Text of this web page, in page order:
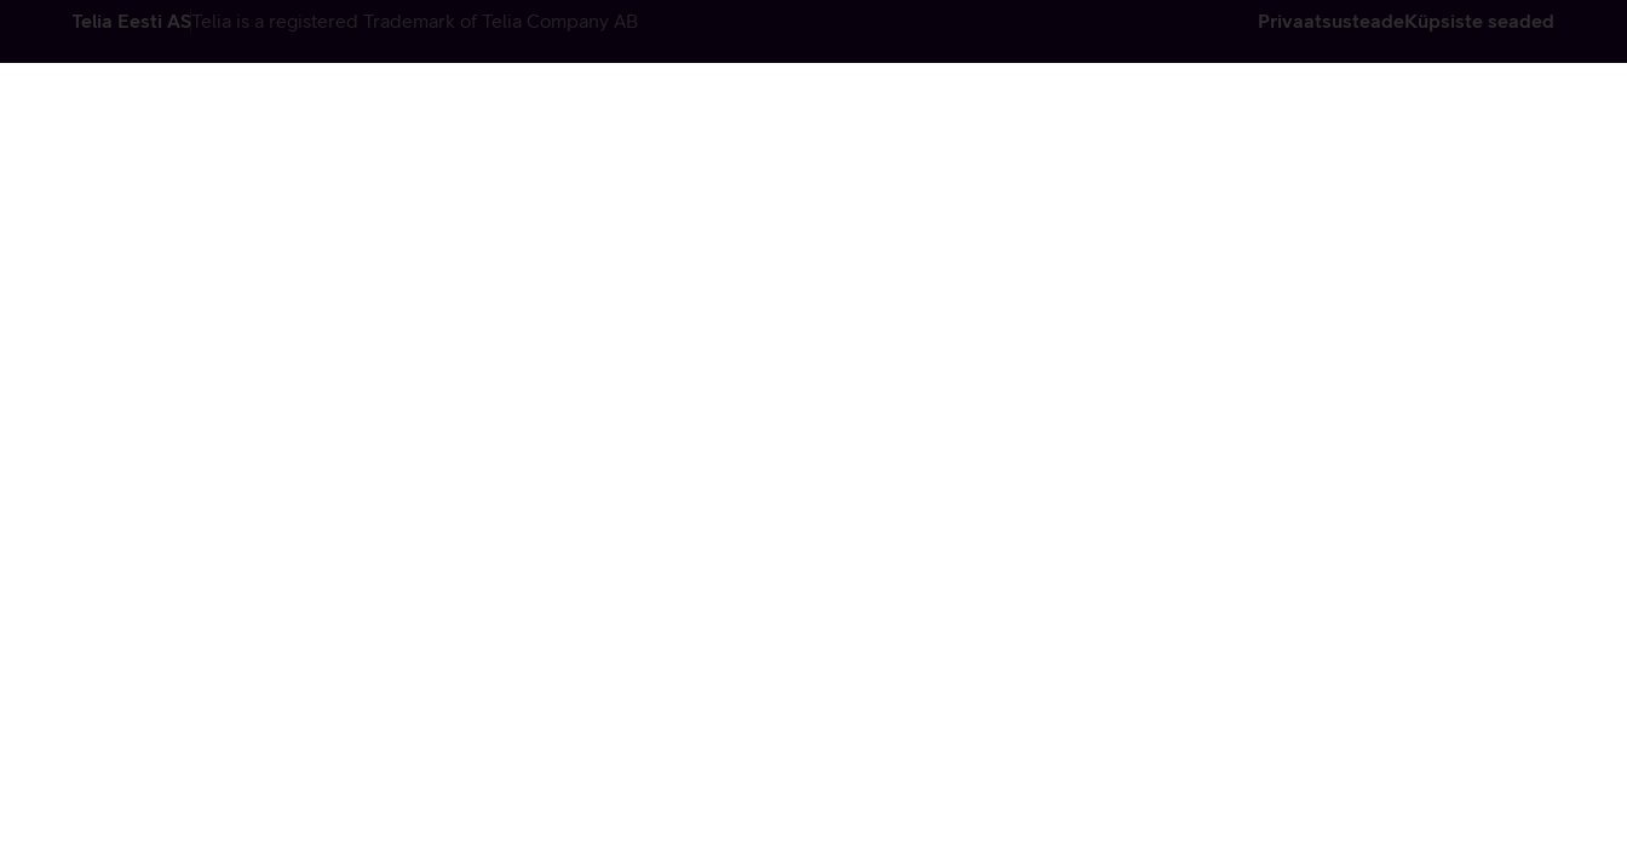
Telia Eesti ASTelia is a registered Trademark of Telia Company AB PrivaatsusteadeKüpsiste seaded